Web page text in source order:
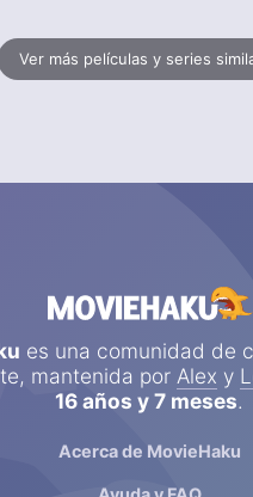
Ver más películas y series
es una comunidad de
mantenida por Alex y
16 años y 7 meses.
Acerca de MovieHaku